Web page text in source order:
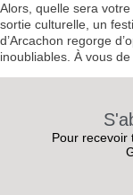
Alors, quelle sera
sortie culturelle, un
d’Arcachon regorge
inoubliables. À vous
Pour recevoir